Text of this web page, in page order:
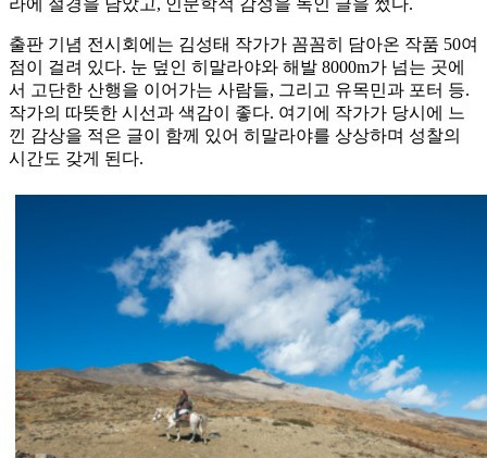
라에 절경을 담았고, 인문학적 감성을 녹인 글을 썼다.
출판 기념 전시회에는 김성태 작가가 꼼꼼히 담아온 작품 50여
점이 걸려 있다. 눈 덮인 히말라야와 해발 8000m가 넘는 곳에
서 고단한 산행을 이어가는 사람들, 그리고 유목민과 포터 등.
작가의 따뜻한 시선과 색감이 좋다. 여기에 작가가 당시에 느
낀 감상을 적은 글이 함께 있어 히말라야를 상상하며 성찰의
시간도 갖게 된다.